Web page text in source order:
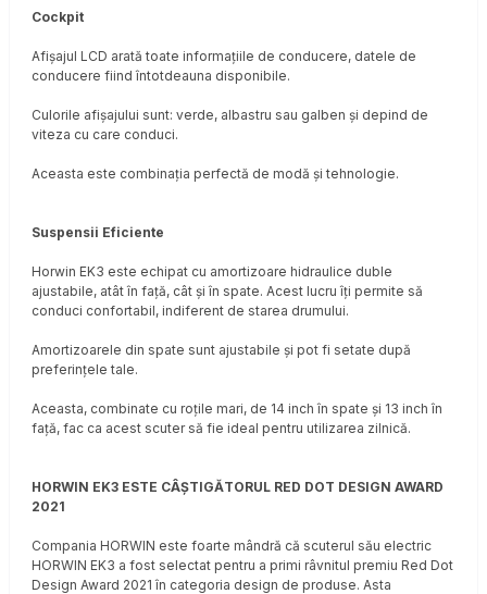
Cockpit
Afișajul LCD arată toate informațiile de conducere, datele de
conducere fiind întotdeauna disponibile.
Culorile afișajului sunt: verde, albastru sau galben și depind de
viteza cu care conduci.
Aceasta este combinația perfectă de modă și tehnologie.
Suspensii Eficiente
Horwin EK3 este echipat cu amortizoare hidraulice duble
ajustabile, atât în față, cât și în spate. Acest lucru îți permite să
conduci confortabil, indiferent de starea drumului.
Amortizoarele din spate sunt ajustabile și pot fi setate după
preferințele tale.
Aceasta, combinate cu roțile mari, de 14 inch în spate și 13 inch în
față, fac ca acest scuter să fie ideal pentru utilizarea zilnică.
HORWIN EK3 ESTE CÂȘTIGĂTORUL RED DOT DESIGN AWARD
2021
Compania HORWIN este foarte mândră că scuterul său electric
HORWIN EK3 a fost selectat pentru a primi râvnitul premiu Red Dot
Design Award 2021 în categoria design de produse. Asta